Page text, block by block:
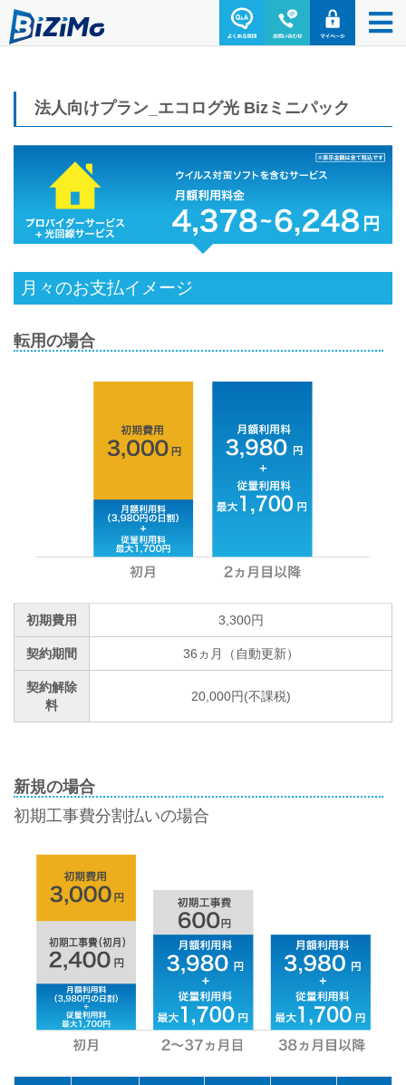
法人向けプラン_エコログ光 Bizミニパック
月々のお支払イメージ
転用の場合
初期費用 3,300円
契約期間 36ヵ月（自動更新）
契約解除
料
20,000円(不課税)
新規の場合
初期工事費分割払いの場合